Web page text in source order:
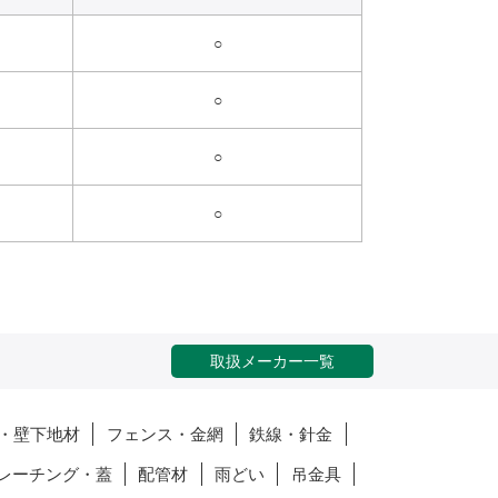
○
○
○
○
取扱メーカー一覧
壁下地材 フェンス・金網 鉄線・針金
ーチング・蓋 配管材 雨どい 吊金具